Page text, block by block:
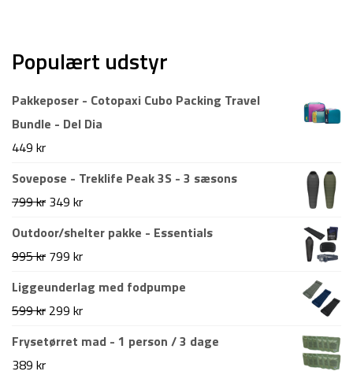
Populært udstyr
Pakkeposer - Cotopaxi Cubo Packing Travel
Bundle - Del Dia
449 kr
Sovepose - Treklife Peak 3S - 3 sæsons
799kr Den
oprindelige
pris
799 kr.
349 krDen
aktuelle
349 kr.
Outdoor/shelter pakke - Essentials
995kr Den
oprindelige
pris
995 kr.
799 krDen
aktuelle
799 kr.
Liggeunderlag med fodpumpe
599kr Den
oprindelige
299 krDen
aktuelle
Frysetørret mad - 1 person / 3 dage
389 kr